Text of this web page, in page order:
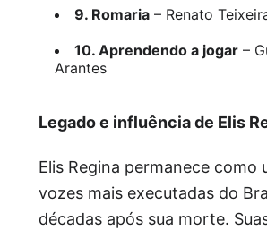
9. Romaria– Renato
10. Aprendendo a jogar–
Arantes
Legado e influência de Elis
Elis Regina permanece como
vozes mais executadas do
décadas após sua morte.